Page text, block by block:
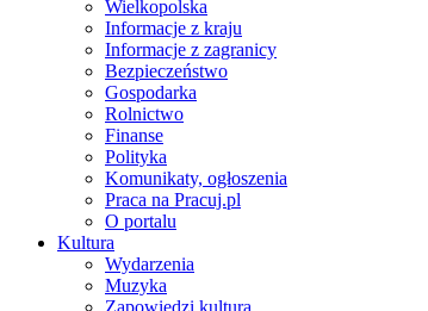
Wielkopolska
Informacje z kraju
Informacje z zagranicy
Bezpieczeństwo
Gospodarka
Rolnictwo
Finanse
Polityka
Komunikaty, ogłoszenia
Praca na Pracuj.pl
O portalu
Kultura
Wydarzenia
Muzyka
Zapowiedzi kultura